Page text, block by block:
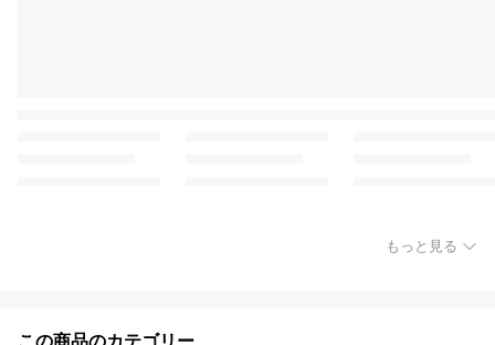
もっと見る
この商品のカテゴリー